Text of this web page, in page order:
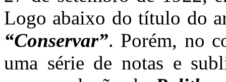
Logo abaixo do título do
“Conservar”. Porém, no
uma série de notas e